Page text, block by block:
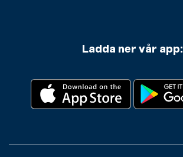
Ladda ner vår app: